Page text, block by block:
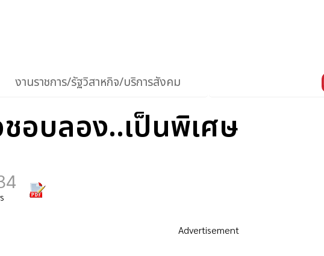
งานราชการ/รัฐวิสาหกิจ/บริการสังคม
อบลอง..เป็นพิเศษ
Advertisement